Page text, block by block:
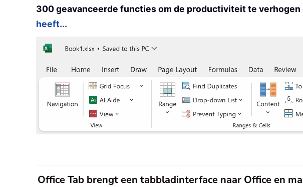
300 geavanceerde functies om de productiviteit te verhogen
heeft...
Office Tab brengt een tabbladinterface naar Office en